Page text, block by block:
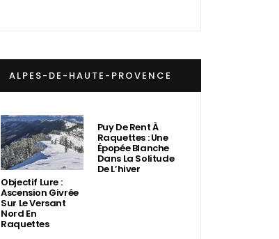
ALPES-DE-HAUTE-PROVENCE
Objectif Lure :
Ascension Givrée
Sur Le Versant
Nord En
Raquettes
Puy De Rent À
Raquettes : Une
Épopée Blanche
Dans La Solitude
De L’hiver